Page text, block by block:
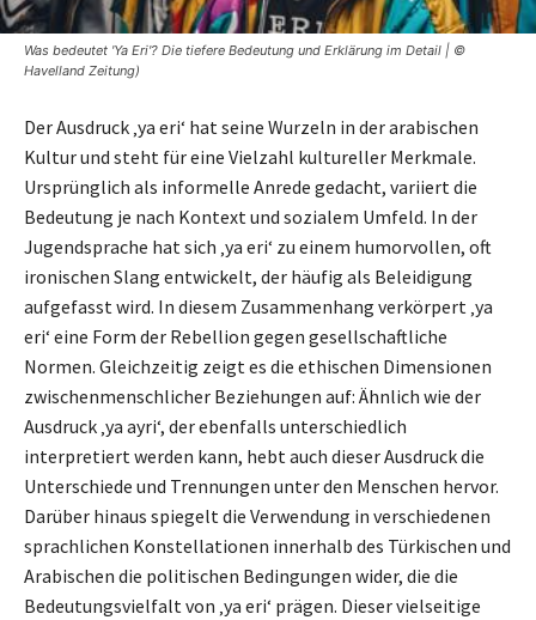
Was bedeutet 'Ya Eri'? Die tiefere Bedeutung und Erklärung im Detail | ©
Havelland Zeitung)
Der Ausdruck ‚ya eri‘ hat seine Wurzeln in der arabischen
Kultur und steht für eine Vielzahl kultureller Merkmale.
Ursprünglich als informelle Anrede gedacht, variiert die
Bedeutung je nach Kontext und sozialem Umfeld. In der
Jugendsprache hat sich ‚ya eri‘ zu einem humorvollen, oft
ironischen Slang entwickelt, der häufig als Beleidigung
aufgefasst wird. In diesem Zusammenhang verkörpert ‚ya
eri‘ eine Form der Rebellion gegen gesellschaftliche
Normen. Gleichzeitig zeigt es die ethischen Dimensionen
zwischenmenschlicher Beziehungen auf: Ähnlich wie der
Ausdruck ‚ya ayri‘, der ebenfalls unterschiedlich
interpretiert werden kann, hebt auch dieser Ausdruck die
Unterschiede und Trennungen unter den Menschen hervor.
Darüber hinaus spiegelt die Verwendung in verschiedenen
sprachlichen Konstellationen innerhalb des Türkischen und
Arabischen die politischen Bedingungen wider, die die
Bedeutungsvielfalt von ‚ya eri‘ prägen. Dieser vielseitige